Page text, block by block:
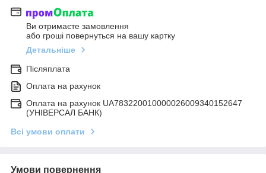
Ви отримаєте замовлення
або гроші повернуться на вашу картку
Детальніше
Післяплата
Оплата на рахунок
Оплата на рахунок UA783220010000026009340152647
(УНІВЕРСАЛ БАНК)
Всі умови оплати
Умови повернення